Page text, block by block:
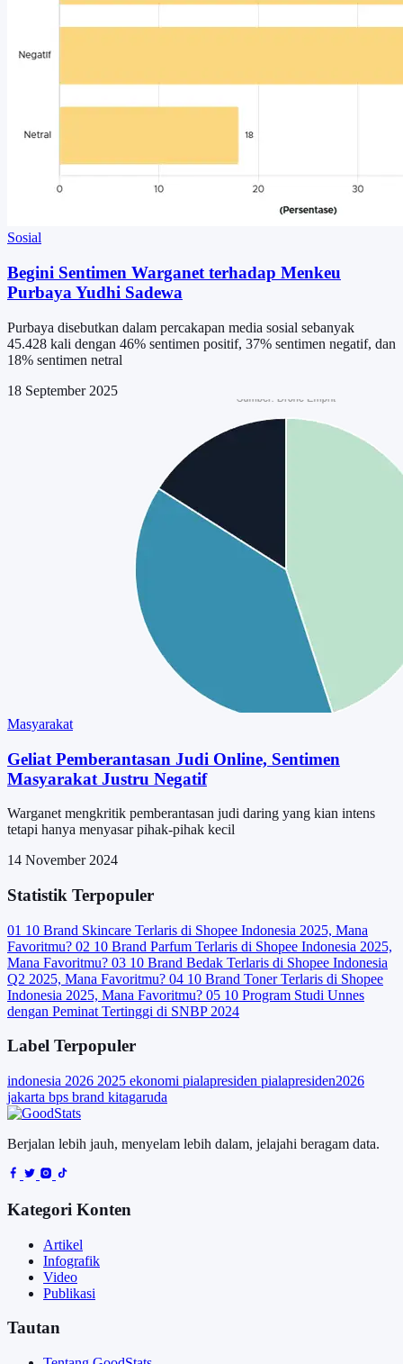
Sosial
Begini Sentimen Warganet terhadap Menkeu
Purbaya Yudhi Sadewa
Purbaya disebutkan dalam percakapan media sosial sebanyak
45.428 kali dengan 46% sentimen positif, 37% sentimen negatif, dan
18% sentimen netral
18 September 2025
Masyarakat
Geliat Pemberantasan Judi Online, Sentimen
Masyarakat Justru Negatif
Warganet mengkritik pemberantasan judi daring yang kian intens
tetapi hanya menyasar pihak-pihak kecil
14 November 2024
Statistik Terpopuler
01 10 Brand Skincare Terlaris di Shopee Indonesia 2025, Mana
Favoritmu? 02 10 Brand Parfum Terlaris di Shopee Indonesia 2025,
Mana Favoritmu? 03 10 Brand Bedak Terlaris di Shopee Indonesia
Q2 2025, Mana Favoritmu? 04 10 Brand Toner Terlaris di Shopee
Indonesia 2025, Mana Favoritmu? 05 10 Program Studi Unnes
dengan Peminat Tertinggi di SNBP 2024
Label Terpopuler
indonesia 2026 2025 ekonomi pialapresiden pialapresiden2026
jakarta bps brand kitagaruda
Berjalan lebih jauh, menyelam lebih dalam, jelajahi beragam data.
Kategori Konten
Artikel
Infografik
Video
Publikasi
Tautan